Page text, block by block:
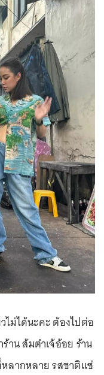
ม่ได้นะคะ ต้องไปต่อ
าน ส้มตำเจ้อ้อย ร้าน
ลากหลาย รสชาติแซ่